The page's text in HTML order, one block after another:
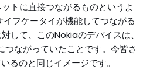
トに直接つながるものというよ
フケータイが機能してつながる
して、このNokiaのデバイスは、
ながっていたことです。今皆さ
るのと同じイメージです。